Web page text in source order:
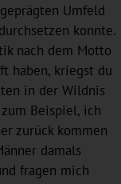
Umfeld
konnte.
nach dem Motto
haben, kriegst du
in der Wildnis
Beispiel, ich
zurück kommen
damals
fragen mich